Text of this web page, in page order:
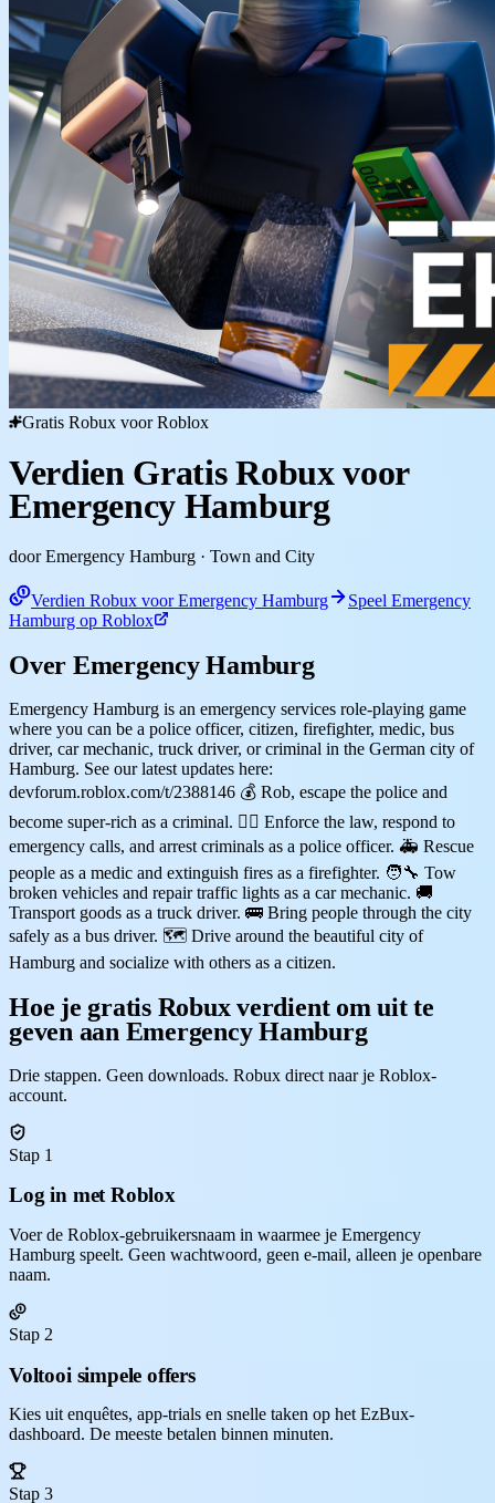
Gratis Robux voor Roblox
Verdien Gratis Robux voor
Emergency Hamburg
door Emergency Hamburg · Town and City
Verdien Robux voor Emergency Hamburg
Speel Emergency
Hamburg op Roblox
Over Emergency Hamburg
Emergency Hamburg is an emergency services role-playing game
where you can be a police officer, citizen, firefighter, medic, bus
driver, car mechanic, truck driver, or criminal in the German city of
Hamburg. See our latest updates here:
devforum.roblox.com/t/2388146 💰 Rob, escape the police and
become super-rich as a criminal. 👮‍♂️ Enforce the law, respond to
emergency calls, and arrest criminals as a police officer. 🚑 Rescue
people as a medic and extinguish fires as a firefighter. 🧑‍🔧 Tow
broken vehicles and repair traffic lights as a car mechanic. 🚚
Transport goods as a truck driver. 🚌 Bring people through the city
safely as a bus driver. 🗺️ Drive around the beautiful city of
Hamburg and socialize with others as a citizen.
Hoe je gratis Robux verdient om uit te
geven aan Emergency Hamburg
Drie stappen. Geen downloads. Robux direct naar je Roblox-
account.
Stap 1
Log in met Roblox
Voer de Roblox-gebruikersnaam in waarmee je Emergency
Hamburg speelt. Geen wachtwoord, geen e-mail, alleen je openbare
naam.
Stap 2
Voltooi simpele offers
Kies uit enquêtes, app-trials en snelle taken op het EzBux-
dashboard. De meeste betalen binnen minuten.
Stap 3